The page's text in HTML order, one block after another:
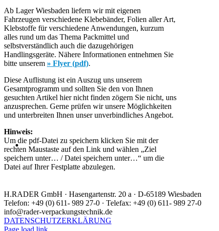
Ab Lager Wiesbaden liefern wir mit eigenen
Fahrzeugen verschiedene Klebebänder, Folien aller Art,
Klebstoffe für verschiedene Anwendungen, kurzum
alles rund um das Thema Packmittel und
selbstverständlich auch die dazugehörigen
Handlingsgeräte. Nähere Informationen entnehmen Sie
bitte unserem » Flyer (pdf).
Diese Auflistung ist ein Auszug uns unserem
Gesamtprogramm und sollten Sie den von Ihnen
gesuchten Artikel hier nicht finden zögern Sie nicht, uns
anzusprechen. Gerne prüfen wir unsere Möglichkeiten
und unterbreiten Ihnen unser unverbindliches Angebot.
Hinweis:
Um die pdf-Datei zu speichern klicken Sie mit der
rechten Maustaste auf den Link und wählen „Ziel
speichern unter… / Datei speichern unter…“ um die
Datei auf Ihrer Festplatte abzulegen.
H.RADER GmbH · Hasengartenstr. 20 a · D-65189 Wiesbaden
Telefon: +49 (0) 611- 989 27-0 · Telefax: +49 (0) 611- 989 27-0
info@rader-verpackungstechnik.de
DATENSCHUTZERKLÄRUNG
Page load link